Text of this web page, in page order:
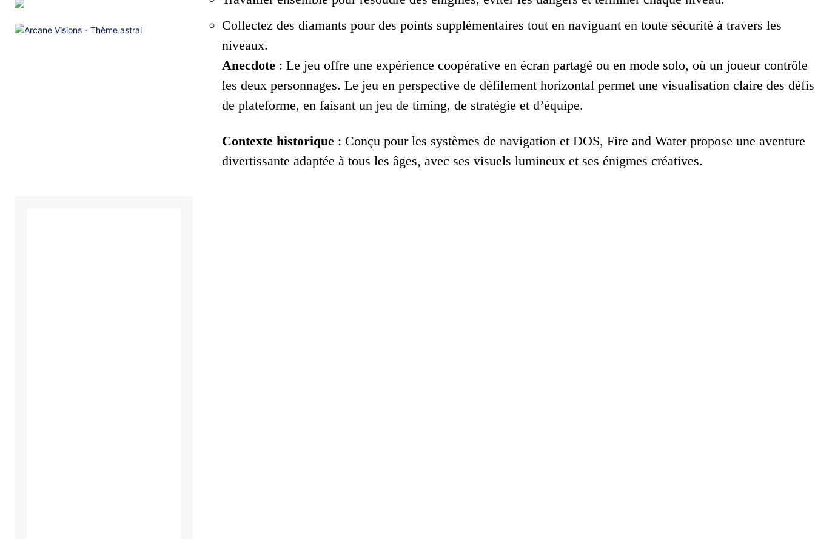
Collectez des diamants pour des points supplémentaires tout en naviguant en toute sécurité à travers les
niveaux.
Anecdote : Le jeu offre une expérience coopérative en écran partagé ou en mode solo, où un joueur contrôle
les deux personnages. Le jeu en perspective de défilement horizontal permet une visualisation claire des défis
de plateforme, en faisant un jeu de timing, de stratégie et d’équipe.
Contexte historique : Conçu pour les systèmes de navigation et DOS, Fire and Water propose une aventure
divertissante adaptée à tous les âges, avec ses visuels lumineux et ses énigmes créatives.